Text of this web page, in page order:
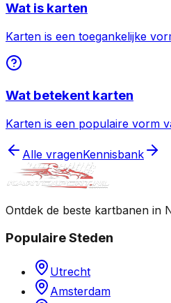
Wat is karten
Karten is een toegankelijke
Wat betekent karten
Karten is een populaire vorm
Alle vragenKennisbank
Ontdek de beste kartbanen in
Populaire Steden
Utrecht
Amsterdam